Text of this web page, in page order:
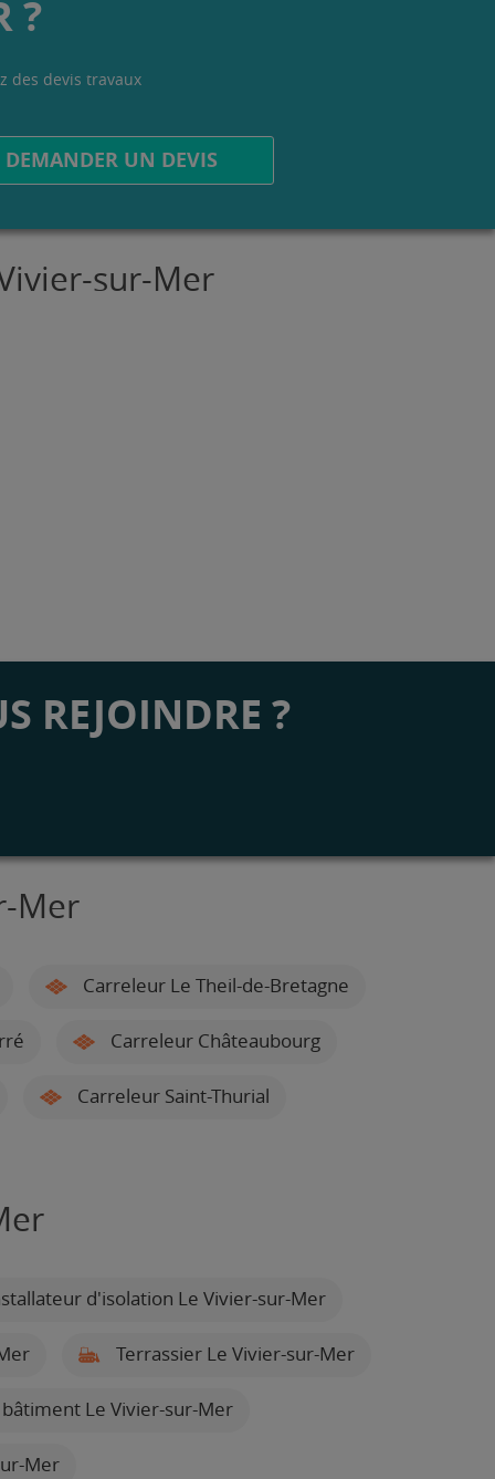
?
des devis travaux
DEMANDER UN DEVIS
sur-Mer
REJOINDRE ?
Mer
Carreleur Le Theil-de-Bretagne
Carreleur Châteaubourg
Carreleur Saint-Thurial
d'isolation Le Vivier-sur-Mer
Terrassier Le Vivier-sur-Mer
Le Vivier-sur-Mer
Mer